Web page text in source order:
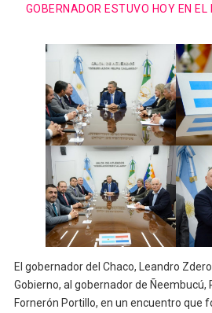
GOBERNADOR ESTUVO HOY EN EL
El gobernador del Chaco, Leandro
Gobierno, al gobernador de Ñeembucú,
Fornerón Portillo, en un encuentro que